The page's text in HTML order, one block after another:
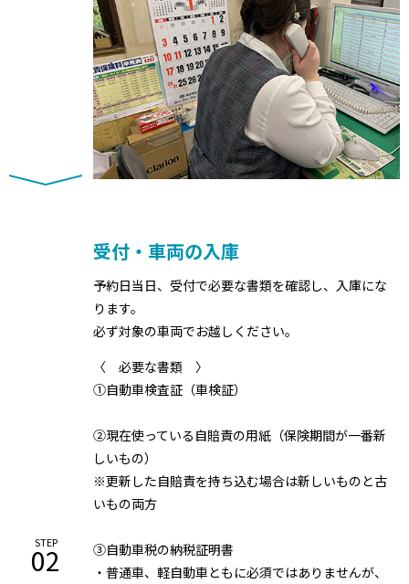
STEP
02
受付・車両の入庫
予約日当日、受付で必要な書類を確認し、入庫にな
ります。
必ず対象の車両でお越しください。
〈 必要な書類 〉
①自動車検査証（車検証）
②現在使っている自賠責の用紙（保険期間が一番新
しいもの）
※更新した自賠責を持ち込む場合は新しいものと古
いもの両方
③自動車税の納税証明書
・普通車、軽自動車ともに必須ではありませんが、